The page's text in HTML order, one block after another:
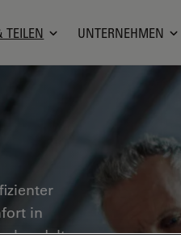
TEILEN UNTERNEHMEN
in